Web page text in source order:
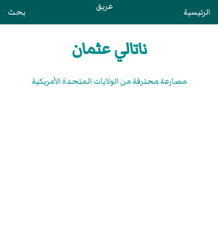
الرئيسية عريق بحث
ناتالي عثمان
مصارعة محترفة من الولايات المتحدة الأمريكية